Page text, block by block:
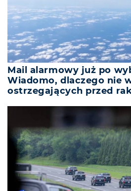
Mail alarmowy już po
Wiadomo, dlaczego nie
ostrzegających przed